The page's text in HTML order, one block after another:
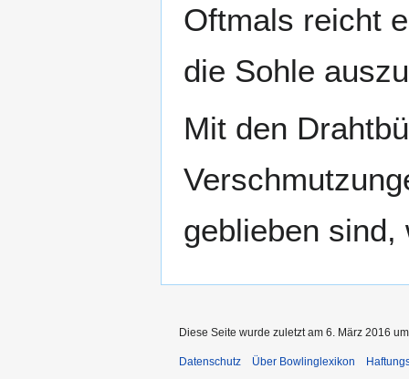
Oftmals reicht
die Sohle
Mit den
geblieben sind,
Diese Seite wurde zuletzt am 6. März 2016
Datenschutz Über Bowlinglexikon